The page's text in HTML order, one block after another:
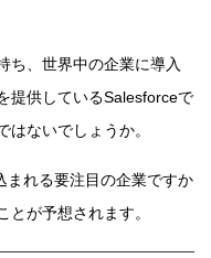
ち、世界中の企業に導入
提供しているSalesforceで
ないでしょうか。
まれる要注目の企業ですか
とが予想されます。